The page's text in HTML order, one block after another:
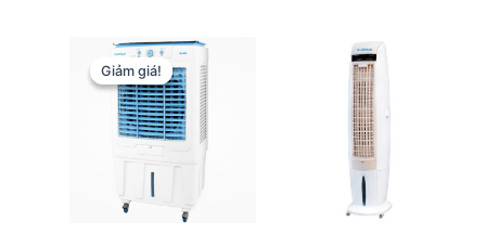
9.700.000 ₫.là:
6.690.000 ₫.
Giảm giá!
Giảm giá!